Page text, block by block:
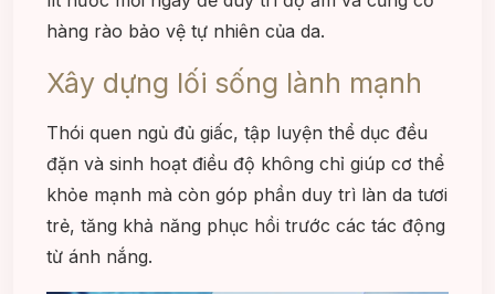
hàng rào bảo vệ tự nhiên của da.
Xây dựng lối sống lành mạnh
Thói quen ngủ đủ giấc, tập luyện thể dục đều
đặn và sinh hoạt điều độ không chỉ giúp cơ thể
khỏe mạnh mà còn góp phần duy trì làn da tươi
trẻ, tăng khả năng phục hồi trước các tác động
từ ánh nắng.